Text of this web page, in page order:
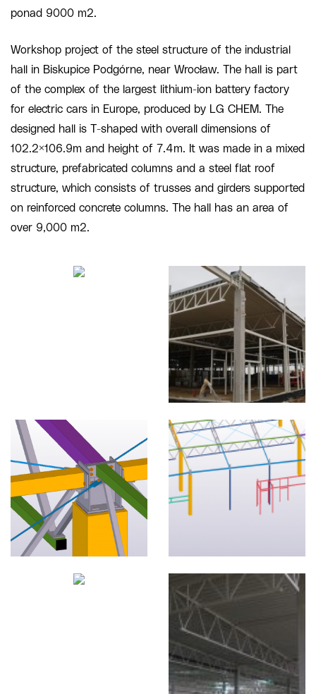
ponad 9000 m2.
Workshop project of the steel structure of the industrial
hall in Biskupice Podgórne, near Wrocław. The hall is part
of the complex of the largest lithium-ion battery factory
for electric cars in Europe, produced by LG CHEM. The
designed hall is T-shaped with overall dimensions of
102.2×106.9m and height of 7.4m. It was made in a mixed
structure, prefabricated columns and a steel flat roof
structure, which consists of trusses and girders supported
on reinforced concrete columns. The hall has an area of
over 9,000 m2.